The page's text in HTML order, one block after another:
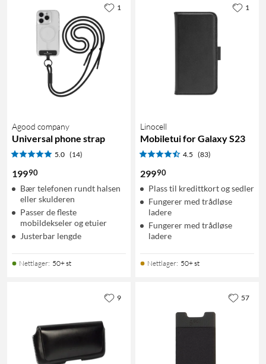
Agood company
Universal phone strap
5.0 (14)
19990
Bær telefonen rundt halsen
eller skulderen
Passer de fleste
mobildekseler og etuier
Justerbar lengde
Nettlager: 50+ st
1
Linocell
Mobiletui for Galaxy S23
4.5 (83)
29990
Plass til kredittkort og sedler
Fungerer med trådløse
ladere
Fungerer med trådløse
ladere
Nettlager: 50+ st
1
9 57